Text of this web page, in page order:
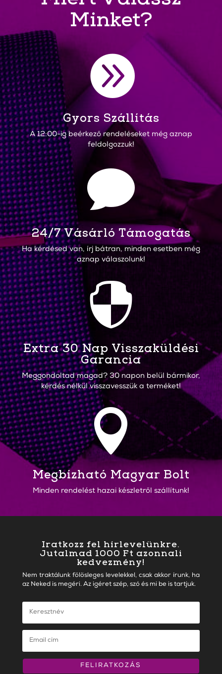
Minket?

Gyors Szállítás
A 12:00-ig beérkező rendeléseket még aznap
feldolgozzuk!

24/7 Vásárló Támogatás
Ha kérdésed van, írj bátran, minden esetben még
aznap válaszolunk!

Extra 30 Nap Visszaküldési
Garancia
Meggondoltad magad? 30 napon belül bármikor,
kérdés nélkül visszavesszük a terméket!

Megbízható Magyar Bolt
Minden rendelést hazai készletről szállítunk!
Iratkozz fel hírlevelünkre.
Jutalmad 1000 Ft azonnali
kedvezmény!
Nem traktálunk fölösleges levelekkel, csak akkor írunk, ha
az Neked is megéri. Az igéret szép, szó és mi be is tartjuk.
FELIRATKOZÁS